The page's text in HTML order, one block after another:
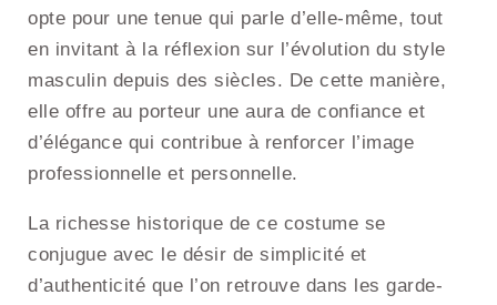
opte pour une tenue qui parle d’elle-même, tout
en invitant à la réflexion sur l’évolution du style
masculin depuis des siècles. De cette manière,
elle offre au porteur une aura de confiance et
d’élégance qui contribue à renforcer l’image
professionnelle et personnelle.
La richesse historique de ce costume se
conjugue avec le désir de simplicité et
d’authenticité que l’on retrouve dans les garde-